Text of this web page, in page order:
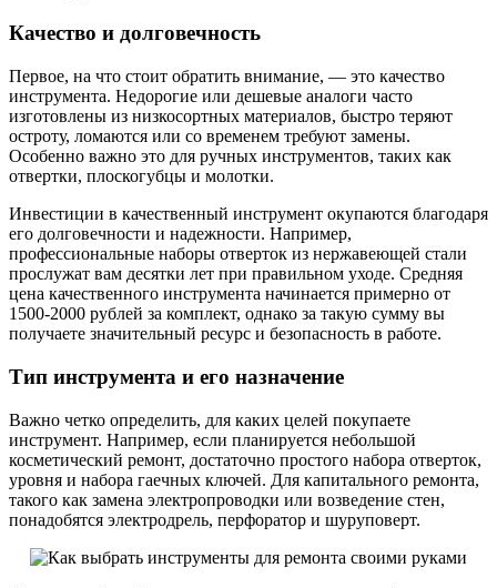
Качество и долговечность
Первое, на что стоит обратить внимание, — это качество
инструмента. Недорогие или дешевые аналоги часто
изготовлены из низкосортных материалов, быстро теряют
остроту, ломаются или со временем требуют замены.
Особенно важно это для ручных инструментов, таких как
отвертки, плоскогубцы и молотки.
Инвестиции в качественный инструмент окупаются благодаря
его долговечности и надежности. Например,
профессиональные наборы отверток из нержавеющей стали
прослужат вам десятки лет при правильном уходе. Средняя
цена качественного инструмента начинается примерно от
1500-2000 рублей за комплект, однако за такую сумму вы
получаете значительный ресурс и безопасность в работе.
Тип инструмента и его назначение
Важно четко определить, для каких целей покупаете
инструмент. Например, если планируется небольшой
косметический ремонт, достаточно простого набора отверток,
уровня и набора гаечных ключей. Для капитального ремонта,
такого как замена электропроводки или возведение стен,
понадобятся электродрель, перфоратор и шуруповерт.